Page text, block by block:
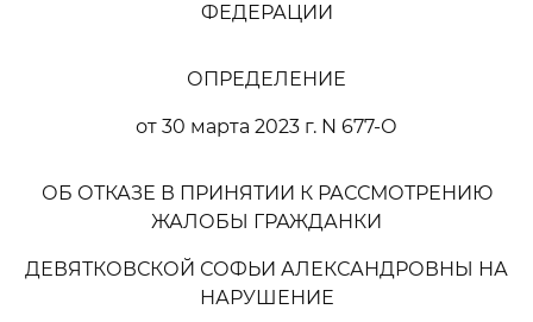
ФЕДЕРАЦИИ
ОПРЕДЕЛЕНИЕ
от 30 марта 2023 г. N 677-О
ОБ ОТКАЗЕ В ПРИНЯТИИ К РАССМОТРЕНИЮ
ЖАЛОБЫ ГРАЖДАНКИ
ДЕВЯТКОВСКОЙ СОФЬИ АЛЕКСАНДРОВНЫ НА
НАРУШЕНИЕ